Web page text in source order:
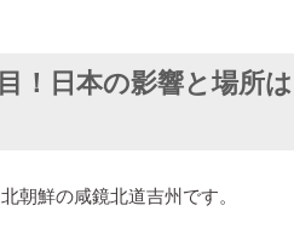
！日本の影響と場所
朝鮮の咸鏡北道吉州です。